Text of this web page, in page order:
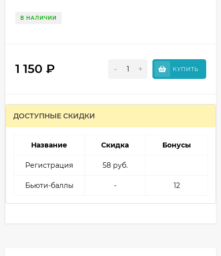
В НАЛИЧИИ
1 150 ₽ - + КУПИТЬ
ДОСТУПНЫЕ СКИДКИ
Название Скидка Бонусы
Регистрация 58 руб.
Бьюти-баллы - 12